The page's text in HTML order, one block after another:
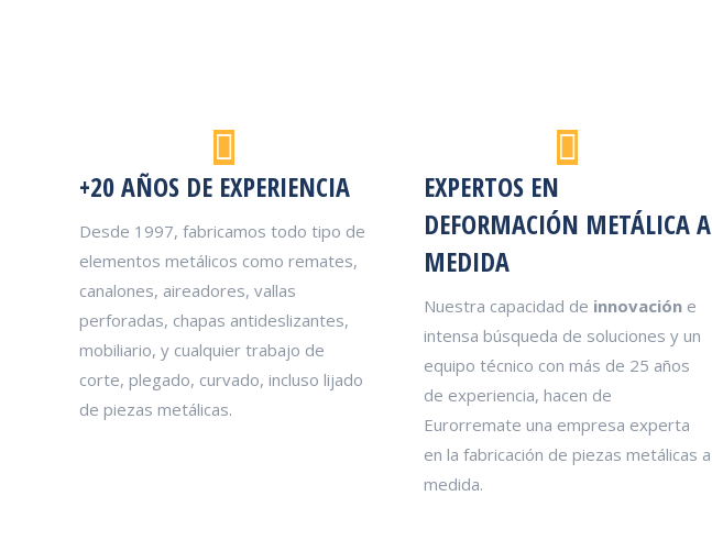
+20 AÑOS DE EXPERIENCIA
Desde 1997, fabricamos todo tipo de
elementos metálicos como remates,
canalones, aireadores, vallas
perforadas, chapas antideslizantes,
mobiliario, y cualquier trabajo de
corte, plegado, curvado, incluso lijado
de piezas metálicas.
EXPERTOS EN
DEFORMACIÓN METÁLICA A
MEDIDA
Nuestra capacidad de innovacióne
intensa búsqueda de soluciones y un
equipo técnico con más de 25 años
de experiencia, hacen de
Eurorremate una empresa experta
en la fabricación de piezas metálicas a
medida.